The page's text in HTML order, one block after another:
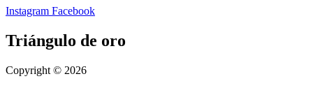
Instagram Facebook
Triángulo de oro
Copyright © 2026